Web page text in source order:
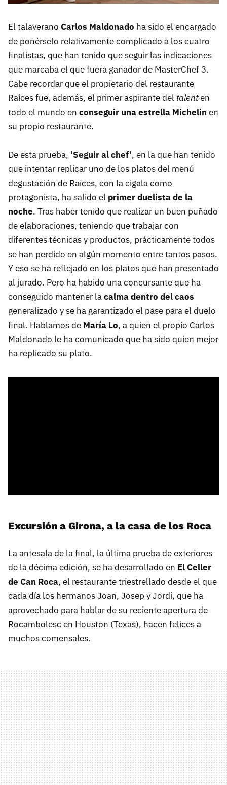
El talaverano Carlos Maldonado ha sido el encargado
de ponérselo relativamente complicado a los cuatro
finalistas, que han tenido que seguir las indicaciones
que marcaba el que fuera ganador de MasterChef 3.
Cabe recordar que el propietario del restaurante
Raíces fue, además, el primer aspirante del talenten
todo el mundo en conseguir una estrella Michelin en
su propio restaurante.
De esta prueba, 'Seguir al chef', en la que han tenido
que intentar replicar uno de los platos del menú
degustación de Raíces, con la cigala como
protagonista, ha salido el primer duelista de la
noche. Tras haber tenido que realizar un buen puñado
de elaboraciones, teniendo que trabajar con
diferentes técnicas y productos, prácticamente todos
se han perdido en algún momento entre tantos pasos.
Y eso se ha reflejado en los platos que han presentado
al jurado. Pero ha habido una concursante que ha
conseguido mantener lacalma dentro del caos
generalizado y se ha garantizado el pase para el duelo
final. Hablamos de María Lo, a quien el propio Carlos
Maldonado le ha comunicado que ha sido quien mejor
ha replicado su plato.
Excursión a Girona, a la casa de los Roca
La antesala de la final, la última prueba de exteriores
de la décima edición, se ha desarrollado en El Celler
de Can Roca, el restaurante triestrellado desde el que
cada día los hermanos Joan, Josep y Jordi, que ha
aprovechado para hablar de su reciente apertura de
Rocambolesc en Houston (Texas), hacen felices a
muchos comensales.